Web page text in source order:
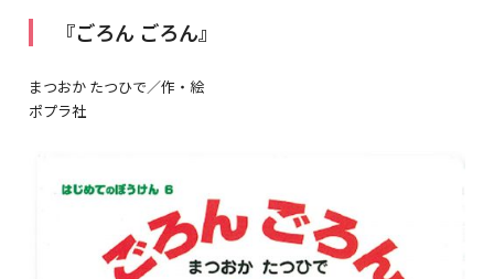
『ごろん ごろん』
まつおか たつひで／作・絵
ポプラ社